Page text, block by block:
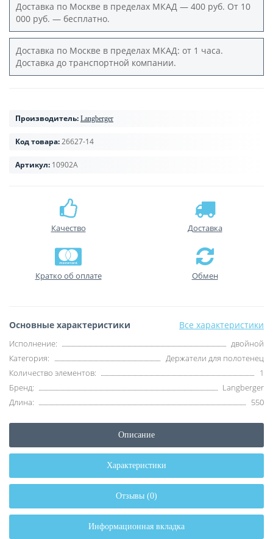
Доставка по Москве в пределах МКАД — 400 руб. От 10
000 руб. — бесплатно.
Доставка по Москве в пределах МКАД: от 1 часа.
Доставка до транспортной компании.
Производитель: Langberger
Код товара:26627-14
Артикул: 10902A
Качество Доставка
Кратко об оплате Обмен
Основные характеристики Все характеристики
Исполнение:
двойной
Категория:
Держатели для полотенец
Количество элементов:
1
Бренд:
Langberger
Длина:
550
Описание
Характеристики
Отзывы (0)
Информационная вкладка